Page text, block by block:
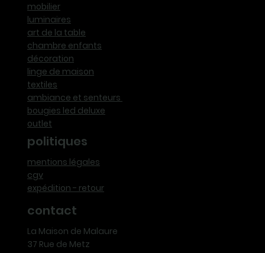
mobilier
luminaires
art de la table
chambre enfants
décoration
linge de maison
textiles
ambiance et senteurs
bougies led deluxe
outlet
politiques
mentions légales
cgv
expédition - retour
contact
La Maison de Malaure
37 Rue de Metz